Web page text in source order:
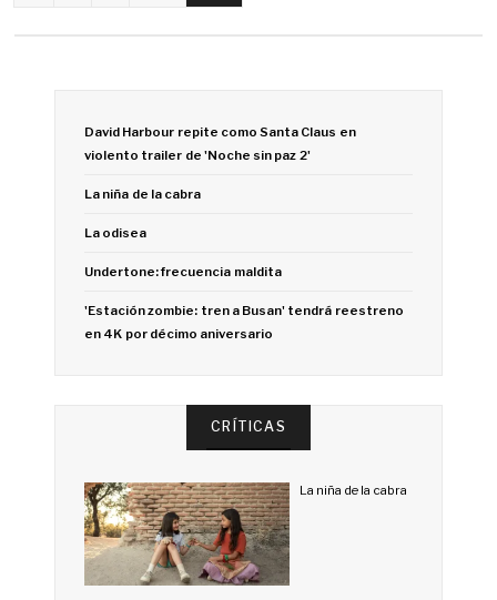
David Harbour repite como Santa Claus en
violento trailer de 'Noche sin paz 2'
La niña de la cabra
La odisea
Undertone: frecuencia maldita
'Estación zombie: tren a Busan' tendrá reestreno
en 4K por décimo aniversario
CRÍTICAS
La niña de la cabra